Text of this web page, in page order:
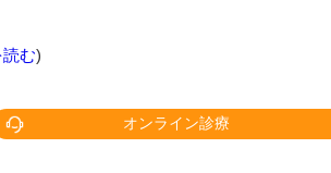
む)
オンライン診療